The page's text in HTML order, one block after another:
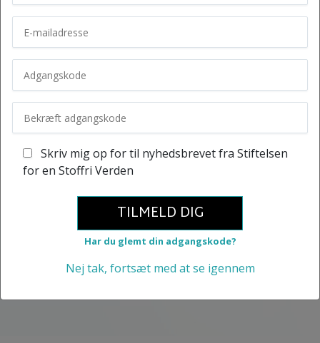
Skriv mig op for til nyhedsbrevet fra Stiftelsen
for en Stoffri Verden
TILMELD DIG
Har du glemt din adgangskode?
Nej tak, fortsæt med at se igennem